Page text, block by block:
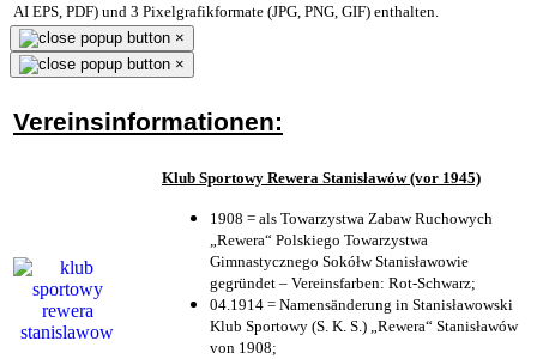
AI EPS, PDF) und 3 Pixelgrafikformate (JPG, PNG, GIF) enthalten.
×
×
Vereinsinformationen:
Klub Sportowy Rewera Stanisławów (vor 1945)
1908 = als Towarzystwa Zabaw Ruchowych
„Rewera“ Polskiego Towarzystwa
Gimnastycznego Sokółw Stanisławowie
gegründet – Vereinsfarben: Rot-Schwarz;
04.1914 = Namensänderung in Stanisławowski
Klub Sportowy (S. K. S.) „Rewera“ Stanisławów
von 1908;